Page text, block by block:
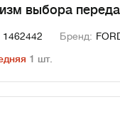
выбора
1462442 Бренд:
1 шт.